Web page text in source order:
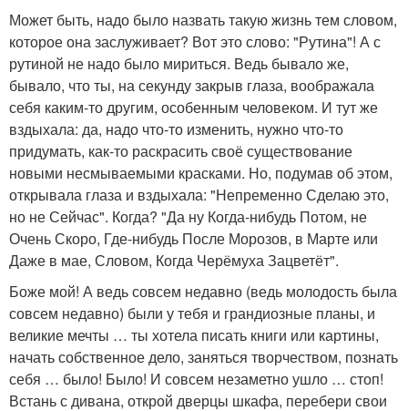
Может быть, надо было назвать такую жизнь тем словом,
которое она заслуживает? Вот это слово: "Рутина"! А с
рутиной не надо было мириться. Ведь бывало же,
бывало, что ты, на секунду закрыв глаза, воображала
себя каким-то другим, особенным человеком. И тут же
вздыхала: да, надо что-то изменить, нужно что-то
придумать, как-то раскрасить своё существование
новыми несмываемыми красками. Но, подумав об этом,
открывала глаза и вздыхала: "Непременно Сделаю это,
но не Сейчас". Когда? "Да ну Когда-нибудь Потом, не
Очень Скоро, Где-нибудь После Морозов, в Марте или
Даже в мае, Словом, Когда Черёмуха Зацветёт".
Боже мой! А ведь совсем недавно (ведь молодость была
совсем недавно) были у тебя и грандиозные планы, и
великие мечты … ты хотела писать книги или картины,
начать собственное дело, заняться творчеством, познать
себя … было! Было! И совсем незаметно ушло … стоп!
Встань с дивана, открой дверцы шкафа, перебери свои